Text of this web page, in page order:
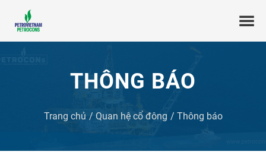
THÔNG BÁO
Trang chủ Quan hệ cổ đông Thông báo